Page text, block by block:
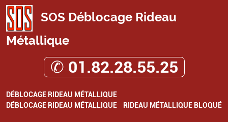
SOS Déblocage Rideau
Métallique
✆ 01.82.28.55.25
DÉBLOCAGE RIDEAU MÉTALLIQUE
DÉBLOCAGE RIDEAU MÉTALLIQUE
RIDEAU MÉTALLIQUE BLOQUÉ